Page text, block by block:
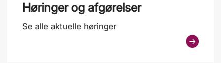
Høringer og afgørelser
Se alle aktuelle høringer